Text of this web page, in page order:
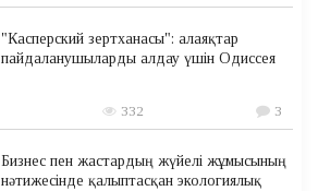
"Касперский зертханасы": алаяқтар
пайдаланушыларды алдау үшін Одиссея
332 3
Бизнес пен жастардың жүйелі жұмысының
нәтижесінде қалыптасқан экологиялық